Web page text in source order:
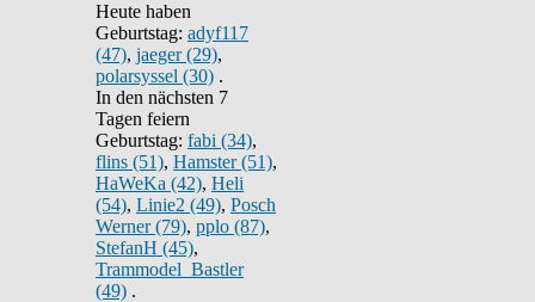
Heute haben
Geburtstag: adyf117
(47), jaeger (29),
polarsyssel (30) .
In den nächsten 7
Tagen feiern
Geburtstag: fabi (34),
flins (51), Hamster (51),
HaWeKa (42), Heli
(54), Linie2 (49), Posch
Werner (79), pplo (87),
StefanH (45),
Trammodel_Bastler
(49) .